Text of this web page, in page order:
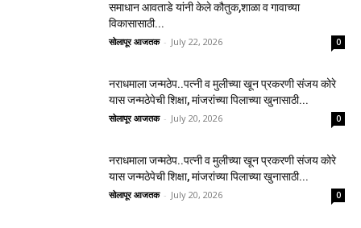
समाधान आवताडे यांनी केले कौतुक,शाळा व गावाच्या
विकासासाठी...
सोलापूर आजतक - July 22, 2026 0
नराधमाला जन्मठेप..पत्नी व मुलीच्या खून प्रकरणी संजय कोरे
यास जन्मठेपेची शिक्षा, मांजरांच्या पिलाच्या खुनासाठी...
सोलापूर आजतक - July 20, 2026 0
नराधमाला जन्मठेप..पत्नी व मुलीच्या खून प्रकरणी संजय कोरे
यास जन्मठेपेची शिक्षा, मांजरांच्या पिलाच्या खुनासाठी...
सोलापूर आजतक - July 20, 2026 0